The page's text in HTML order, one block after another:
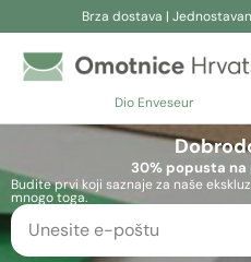
Brza dostava |
Dio Enveseur
Pretraživanje
Pretraživanje
30% popusta
Budite prvi koji saznaje za naše
mnogo toga.